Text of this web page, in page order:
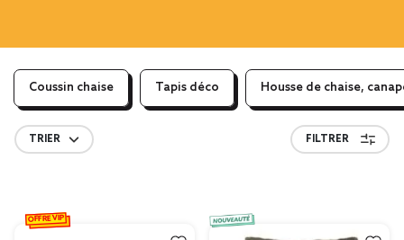
Coussin chaise Tapis déco Housse de chaise,
TRIER FILTRER
OFFRE VIP